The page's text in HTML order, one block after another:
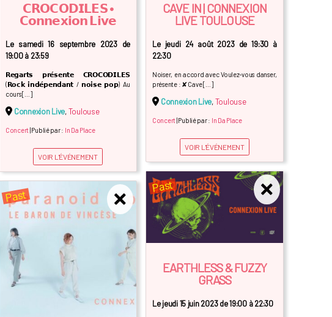
𝗖𝗥𝗢𝗖𝗢𝗗𝗜𝗟𝗘𝗦 •
𝗖𝗼𝗻𝗻𝗲𝘅𝗶𝗼𝗻 𝗟𝗶𝘃𝗲
Le samedi 16 septembre 2023 de
19:00 à 23:59
𝗥𝗲𝗴𝗮𝗿𝘁𝘀 𝗽𝗿𝗲́𝘀𝗲𝗻𝘁𝗲 𝗖𝗥𝗢𝗖𝗢𝗗𝗜𝗟𝗘𝗦
(𝗥𝗼𝗰𝗸 𝗶𝗻𝗱𝗲́𝗽𝗲𝗻𝗱𝗮𝗻𝘁 / 𝗻𝗼𝗶𝘀𝗲 𝗽𝗼𝗽) Au
cours […]
Connexion Live,Toulouse
Concert| Publié par : In Da Place
VOIR L'ÉVÉNEMENT
CAVE IN | CONNEXION
LIVE TOULOUSE
Le jeudi 24 août 2023 de 19:30 à
22:30
Noiser, en accord avec Voulez-vous danser,
présente : ✘ Cave […]
Connexion Live,Toulouse
Concert| Publié par : In Da Place
VOIR L'ÉVÉNEMENT
EARTHLESS & FUZZY
GRASS
Le jeudi 15 juin 2023 de 19:00 à 22:30
Past
Past